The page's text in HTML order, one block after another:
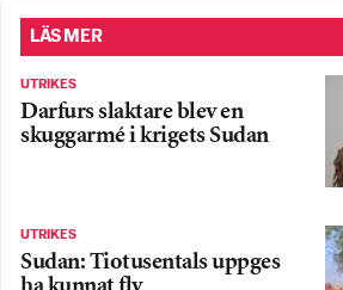
LÄS MER
UTRIKES
Darfurs slaktare blev en
skuggarmé i krigets Sudan
UTRIKES
Sudan: Tiotusentals uppges